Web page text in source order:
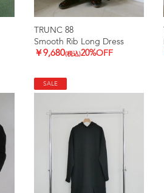
TRUNC 88
Smooth Rib Long Dress
￥9,680(税込)20%OFF
SALE